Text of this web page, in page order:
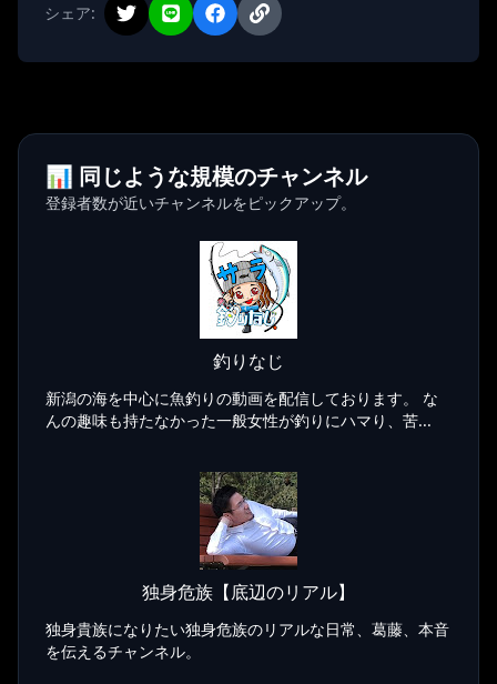
シェア:
📊 同じような規模のチャンネル
登録者数が近いチャンネルをピックアップ。
釣りなじ
新潟の海を中心に魚釣りの動画を配信しております。 な
んの趣味も持たなかった一般女性が釣りにハマり、苦...
独身危族【底辺のリアル】
独身貴族になりたい独身危族のリアルな日常、葛藤、本音
を伝えるチャンネル。